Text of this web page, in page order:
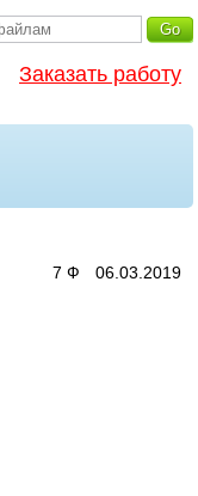
Заказать работу
06.03.2019
7 Ф